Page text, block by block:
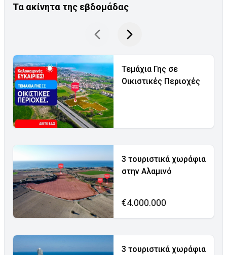
Τα ακίνητα της εβδομάδας
Τεμάχια Γης σε
Οικιστικές Περιοχές
3 τουριστικά χωράφια
στην Αλαμινό
€4.000.000
3 τουριστικά χωράφια